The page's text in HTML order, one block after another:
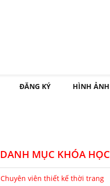
ĐĂNG KÝ HÌNH ẢNH
DANH MỤC KHÓA HỌC
Chuyên viên thiết kế thời trang